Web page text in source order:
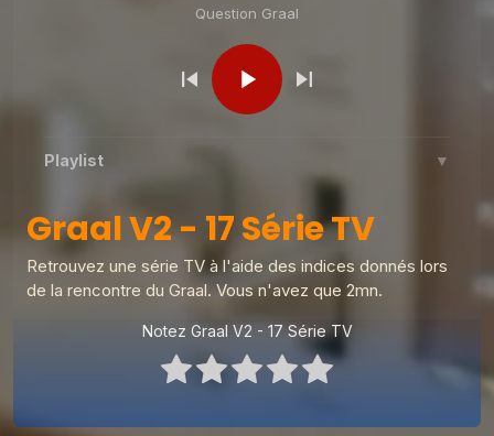
Question Graal Graal V2 - 84 série
Question Graal Graal V2 - 83 musique
Question Graal Graal V2 - 81 musique
Question Graal Graal V2 - 80 serie
Question Graal
Playlist ▼
Question Graal
2
Graal V2 - 99 musique
Question Graal
Graal V2 - 98 musique
Graal V2 - 17 Série TV
Retrouvez une série TV à l'aide des indices donnés lors
de la rencontre du Graal. Vous n'avez que 2mn.
Notez Graal V2 - 17 Série TV